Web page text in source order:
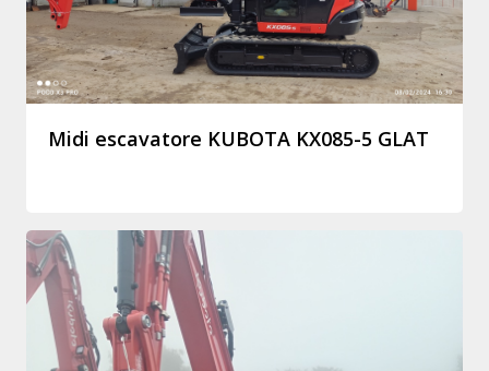
Midi escavatore KUBOTA KX085-5 GLAT